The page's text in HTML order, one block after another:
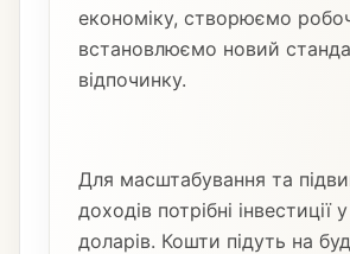
економіку, створюємо
встановлюємо новий
відпочинку.
Для масштабування та
доходів потрібні інвестиції
доларів. Кошти підуть на